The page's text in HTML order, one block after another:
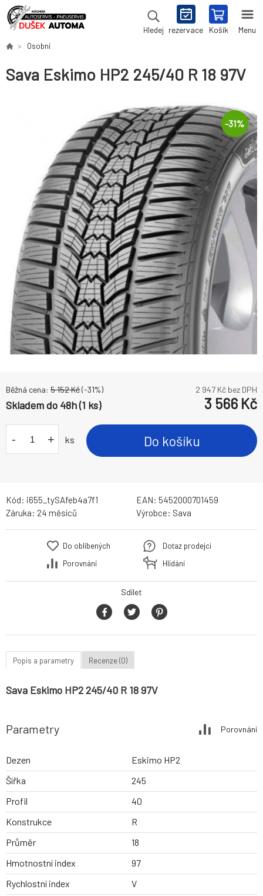
Hledej rezervace Košík Menu
Osobní
Sava Eskimo HP2 245/40 R 18 97V
-31%
Běžná cena: 5 152Kč(-31%) 2 947 Kč bez DPH
Skladem do 48h (1 ks) 3 566 Kč
- + ks Do košíku
Kód: i655_tySAfeb4a7f1 EAN: 5452000701459
Záruka: 24 měsíců Výrobce: Sava
Do oblíbených
Porovnání
Dotaz prodejci
Hlídání
Sdílet
Popis a parametry Recenze (0)
Sava Eskimo HP2 245/40 R 18 97V
Parametry Porovnání
Dezen
Eskimo HP2
Šířka
245
Profil
40
Konstrukce
R
Průměr
18
Hmotnostní index
97
Rychlostní index
V